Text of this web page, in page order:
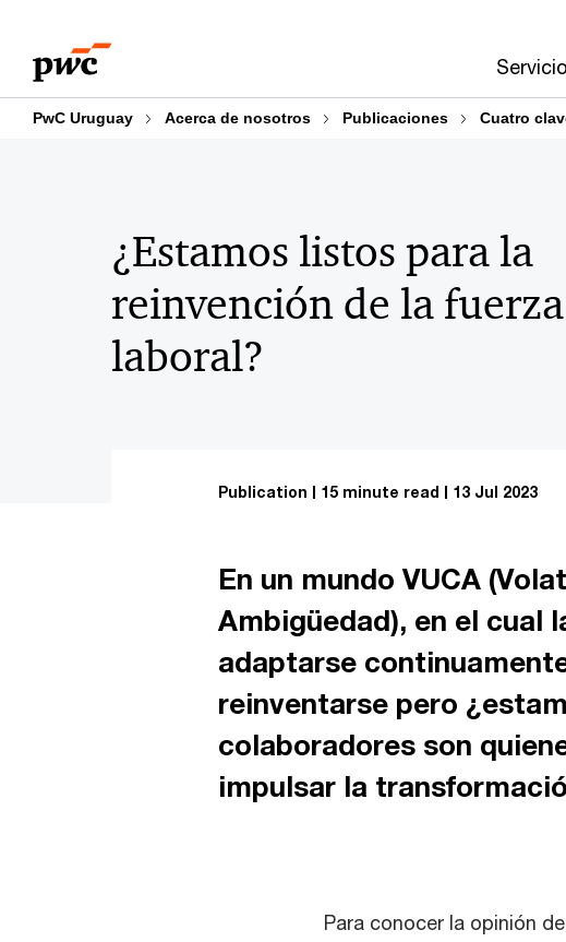
content
footer
PwC Uruguay Acerca de nosotros Publicaciones Cuatro
¿Estamos listos para la
reinvención de la fuerza
laboral?
Publication 15 minute read 13 Jul 2023
En un mundo VUCA
Ambigüedad), en el cual
adaptarse
reinventarse pero
colaboradores son
impulsar la
Para conocer la opinión